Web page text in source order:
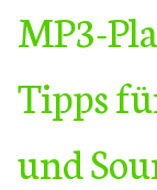
MP3-
Tipps
und